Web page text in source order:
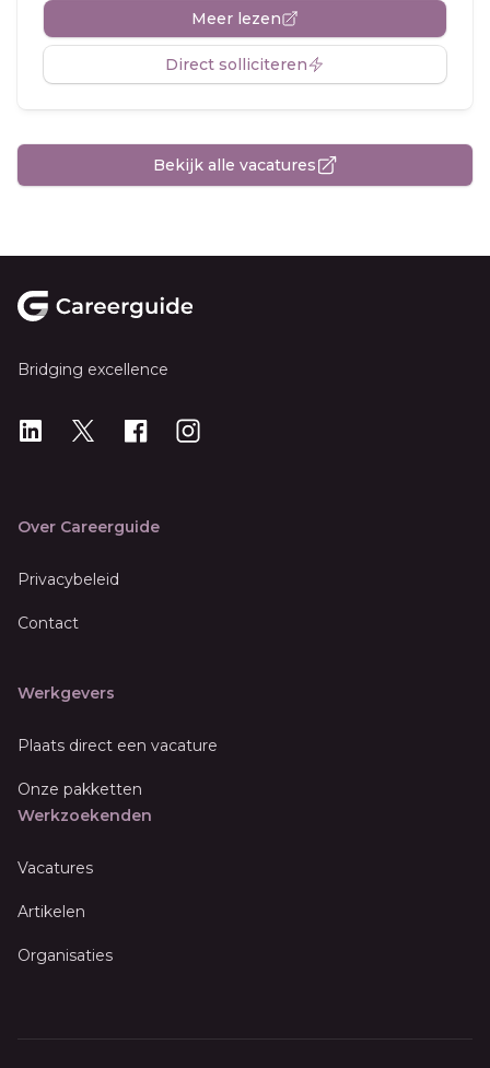
Meer lezen
Direct solliciteren
Bekijk alle vacatures
Bridging excellence
LinkedIn
X Instagram
Over Careerguide
Privacybeleid
Contact
Werkgevers
Plaats direct een vacature
Onze pakketten
Werkzoekenden
Vacatures
Artikelen
Organisaties